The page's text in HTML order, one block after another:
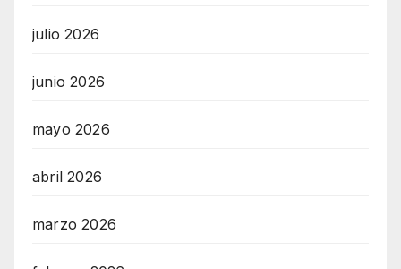
julio 2026
junio 2026
mayo 2026
abril 2026
marzo 2026